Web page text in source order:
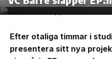
Efter otaliga timmar i
presentera sitt nya